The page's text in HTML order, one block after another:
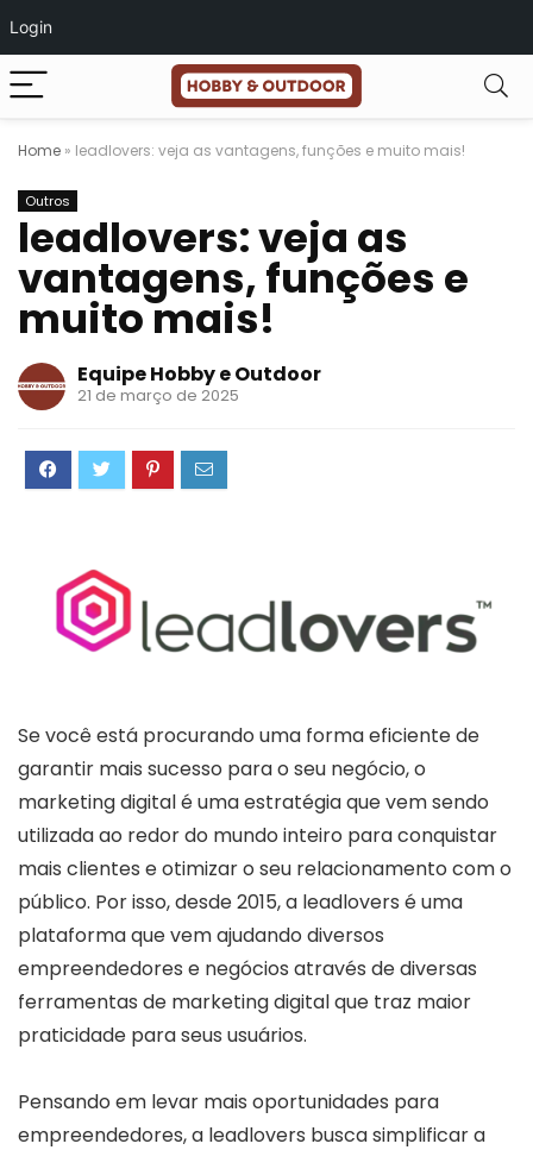
Login
Home » leadlovers: veja as vantagens, funções e muito mais!
Outros
leadlovers: veja as
vantagens, funções e
muito mais!
Equipe Hobby e Outdoor
21 de março de 2025
Se você está procurando uma forma eficiente de
garantir mais sucesso para o seu negócio, o
marketing digital é uma estratégia que vem sendo
utilizada ao redor do mundo inteiro para conquistar
mais clientes e otimizar o seu relacionamento com o
público. Por isso, desde 2015, a leadlovers é uma
plataforma que vem ajudando diversos
empreendedores e negócios através de diversas
ferramentas de marketing digital que traz maior
praticidade para seus usuários.
Pensando em levar mais oportunidades para
empreendedores, a leadlovers busca simplificar a